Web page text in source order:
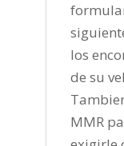
los
de su
MMR